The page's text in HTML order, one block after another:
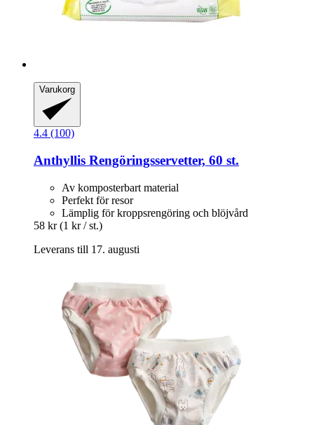
Varukorg
4.4 (100)
Anthyllis Rengöringsservetter, 60 st.
Av komposterbart material
Perfekt för resor
Lämplig för kroppsrengöring och blöjvård
58 kr (1 kr / st.)
Leverans till 17. augusti